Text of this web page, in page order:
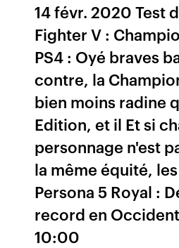
14 févr. 2020 Test
Fighter V :
PS4 : Oyé braves
contre, la
bien moins radine
Edition, et il Et si
personnage n'est
la même équité, les
Persona 5 Royal :
record en
10:00